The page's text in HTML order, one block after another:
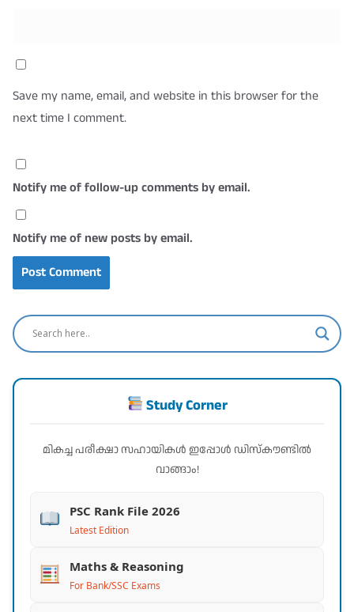
Save my name, email, and website in this browser for the
next time I comment.
Notify me of follow-up comments by email.
Notify me of new posts by email.
Study Corner
മികച്ച പരീക്ഷാ സഹായികൾ ഇപ്പോൾ ഡിസ്കൗണ്ടിൽ
വാങ്ങാം!
PSC Rank File 2026
Latest Edition
Maths & Reasoning
For Bank/SSC Exams